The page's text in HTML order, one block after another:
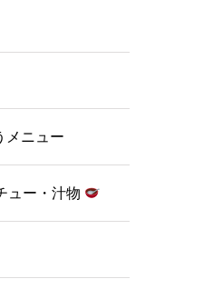
メニュー
ュー・汁物